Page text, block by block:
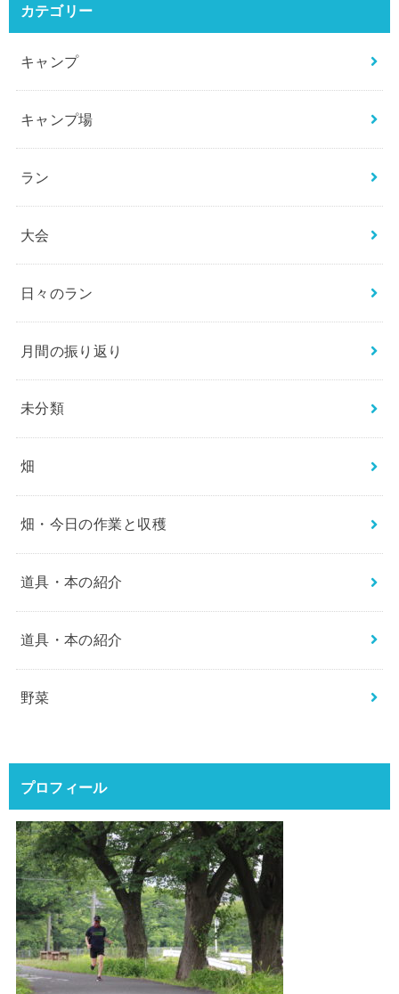
カテゴリー
キャンプ
キャンプ場
ラン
大会
日々のラン
月間の振り返り
未分類
畑
畑・今日の作業と収穫
道具・本の紹介
道具・本の紹介
野菜
プロフィール